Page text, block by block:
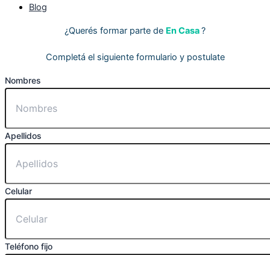
Blog
¿Querés formar parte de En Casa?
Completá el siguiente formulario y postulate
Nombres
Apellidos
Celular
Teléfono fijo